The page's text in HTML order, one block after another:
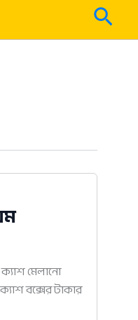
মেলানো
বক্সের টাকার